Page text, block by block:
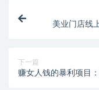
美业门店线
下一篇
赚女人钱的暴利项目